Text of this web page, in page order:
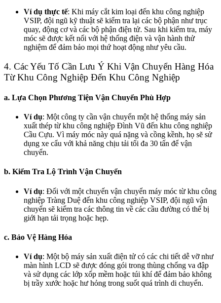
Ví dụ thực tế: Khi máy cắt kim loại đến khu công nghiệp
VSIP, đội ngũ kỹ thuật sẽ kiểm tra lại các bộ phận như trục
quay, động cơ và các bộ phận điện tử. Sau khi kiểm tra, máy
móc sẽ được kết nối với hệ thống điện và vận hành thử
nghiệm để đảm bảo mọi thứ hoạt động như yêu cầu.
4. Các Yếu Tố Cần Lưu Ý Khi Vận Chuyển Hàng Hóa
Từ Khu Công Nghiệp Đến Khu Công Nghiệp
a. Lựa Chọn Phương Tiện Vận Chuyển Phù Hợp
Ví dụ: Một công ty cần vận chuyển một hệ thống máy sản
xuất thép từ khu công nghiệp Đình Vũ đến khu công nghiệp
Cầu Cựu. Vì máy móc này quá nặng và cồng kềnh, họ sẽ sử
dụng xe cẩu với khả năng chịu tải tối đa 30 tấn để vận
chuyển.
b. Kiểm Tra Lộ Trình Vận Chuyển
Ví dụ: Đối với một chuyến vận chuyển máy móc từ khu công
nghiệp Tràng Duệ đến khu công nghiệp VSIP, đội ngũ vận
chuyển sẽ kiểm tra các thông tin về các cầu đường có thể bị
giới hạn tải trọng hoặc hẹp.
c. Bảo Vệ Hàng Hóa
Ví dụ: Một bộ máy sản xuất điện tử có các chi tiết dễ vỡ như
màn hình LCD sẽ được đóng gói trong thùng chống va đập
và sử dụng các lớp xốp mềm hoặc túi khí để đảm bảo không
bị trầy xước hoặc hư hỏng trong suốt quá trình di chuyển.